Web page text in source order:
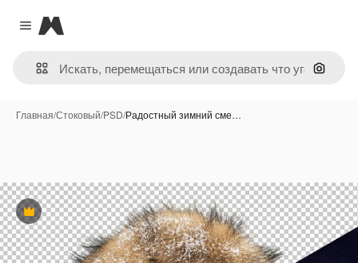
Close menu
Magnific
Поиск
Главная/Стоковый/PSD/Радостный зимний сме…
Премиум